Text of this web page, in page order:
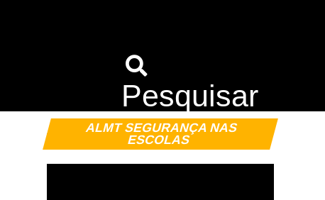
Pesquisar
ALMT SEGURANÇA NAS
ESCOLAS
Tocador
de